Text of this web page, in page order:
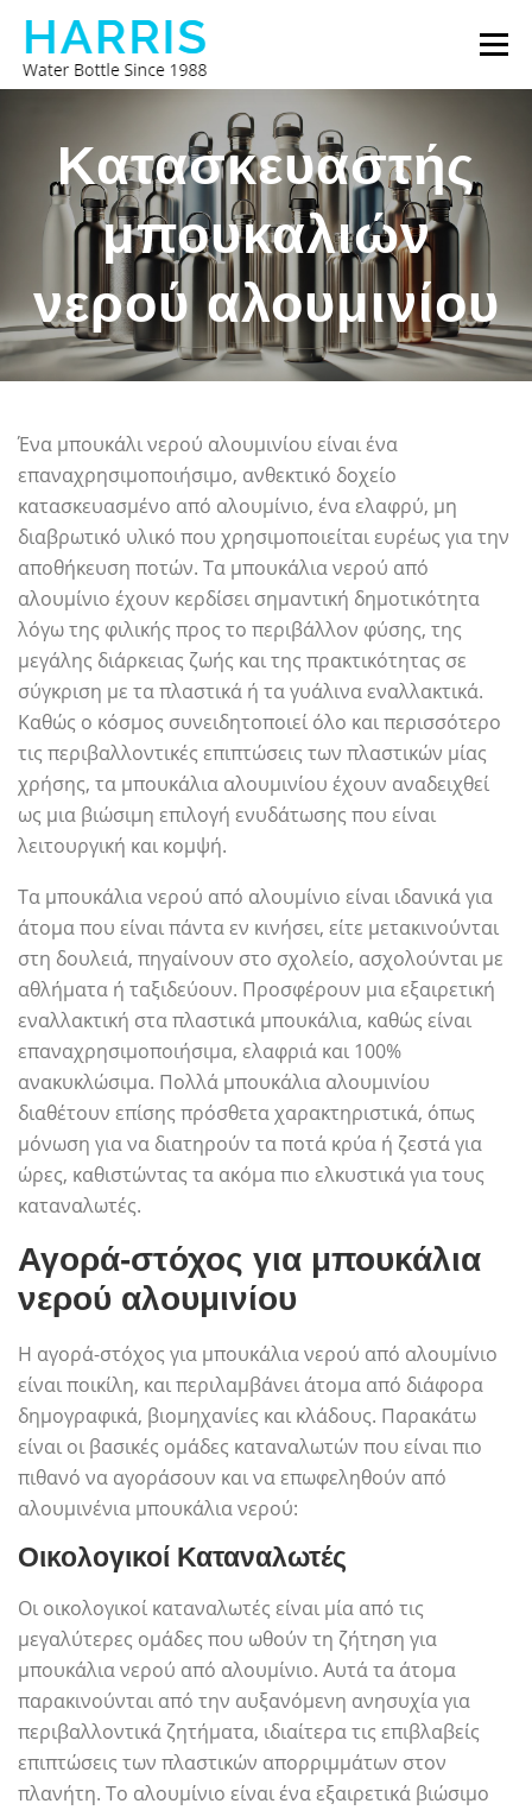
Προχωρήστε
στο
περιεχόμενο
Μενού
ΜΠΟΥΚΆΛΙ ΝΕΡΟΎ HARRIS ΣΧΕΤΙΚΆ ΜΕ ΕΜΆΣ
ΕΠΙΚΟΙΝΩΝΉΣΤΕ ΜΑΖΊ ΜΑΣ
Κατασκευαστής
μπουκαλιών
νερού αλουμινίου
Ένα μπουκάλι νερού αλουμινίου είναι ένα
επαναχρησιμοποιήσιμο, ανθεκτικό δοχείο
κατασκευασμένο από αλουμίνιο, ένα ελαφρύ, μη
διαβρωτικό υλικό που χρησιμοποιείται ευρέως για την
αποθήκευση ποτών. Τα μπουκάλια νερού από
αλουμίνιο έχουν κερδίσει σημαντική δημοτικότητα
λόγω της φιλικής προς το περιβάλλον φύσης, της
μεγάλης διάρκειας ζωής και της πρακτικότητας σε
σύγκριση με τα πλαστικά ή τα γυάλινα εναλλακτικά.
Καθώς ο κόσμος συνειδητοποιεί όλο και περισσότερο
τις περιβαλλοντικές επιπτώσεις των πλαστικών μίας
χρήσης, τα μπουκάλια αλουμινίου έχουν αναδειχθεί
ως μια βιώσιμη επιλογή ενυδάτωσης που είναι
λειτουργική και κομψή.
Τα μπουκάλια νερού από αλουμίνιο είναι ιδανικά για
άτομα που είναι πάντα εν κινήσει, είτε μετακινούνται
στη δουλειά, πηγαίνουν στο σχολείο, ασχολούνται με
αθλήματα ή ταξιδεύουν. Προσφέρουν μια εξαιρετική
εναλλακτική στα πλαστικά μπουκάλια, καθώς είναι
επαναχρησιμοποιήσιμα, ελαφριά και 100%
ανακυκλώσιμα. Πολλά μπουκάλια αλουμινίου
διαθέτουν επίσης πρόσθετα χαρακτηριστικά, όπως
μόνωση για να διατηρούν τα ποτά κρύα ή ζεστά για
ώρες, καθιστώντας τα ακόμα πιο ελκυστικά για τους
καταναλωτές.
Αγορά-στόχος για μπουκάλια
νερού αλουμινίου
Η αγορά-στόχος για μπουκάλια νερού από αλουμίνιο
είναι ποικίλη, και περιλαμβάνει άτομα από διάφορα
δημογραφικά, βιομηχανίες και κλάδους. Παρακάτω
είναι οι βασικές ομάδες καταναλωτών που είναι πιο
πιθανό να αγοράσουν και να επωφεληθούν από
αλουμινένια μπουκάλια νερού:
Οικολογικοί Καταναλωτές
Οι οικολογικοί καταναλωτές είναι μία από τις
μεγαλύτερες ομάδες που ωθούν τη ζήτηση για
μπουκάλια νερού από αλουμίνιο. Αυτά τα άτομα
παρακινούνται από την αυξανόμενη ανησυχία για
περιβαλλοντικά ζητήματα, ιδιαίτερα τις επιβλαβείς
επιπτώσεις των πλαστικών απορριμμάτων στον
πλανήτη. Το αλουμίνιο είναι ένα εξαιρετικά βιώσιμο